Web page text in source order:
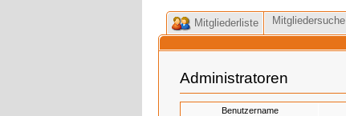
Mitgliederliste Mitgliedersuche
Administratoren
Benutzername